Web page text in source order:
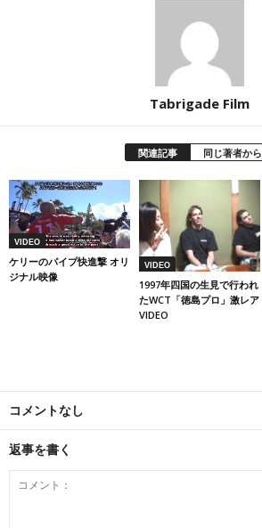
Tabrigade Film
関連記事 同じ著者から
VIDEO
ケリーのパイプ快進撃 オリ
ジナル映像
VIDEO
1997年四国の生見で行われ
たWCT「徳島プロ」激レア
VIDEO
コメントなし
返事を書く